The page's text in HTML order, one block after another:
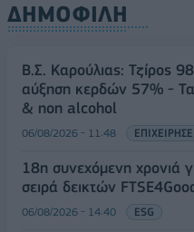
ΔΗΜΟΦΙΛΗ
Β.Σ. Καρούλιας: Τζίρος
αύξηση κερδών 57% -
& non alcohol
06/08/2026 - 11:48
18η συνεχόμενη χρονιά
σειρά δεικτών
06/08/2026 - 14:40 ESG